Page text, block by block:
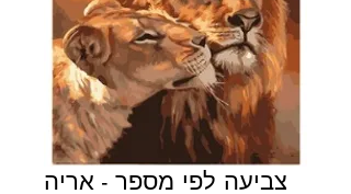
צביעה לפי מספר - אריה